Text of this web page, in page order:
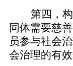
第四，
同体需要慈
员参与社会
会治理的有效